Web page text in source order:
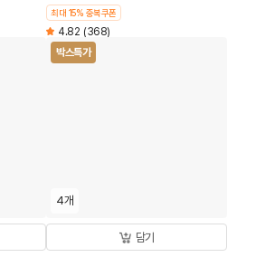
최대 15% 중복쿠폰
4.82 (368)
박스특가
4개
담기